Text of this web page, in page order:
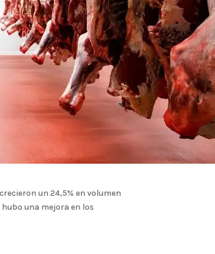
un 24,5% en volumen
una mejora en los